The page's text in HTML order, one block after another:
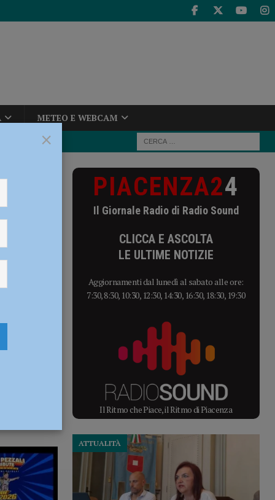
METEO E WEBCAM
Bricchi e
e
PIACENZA24
Il Giornale Radio di Radio Sound
CLICCA E ASCOLTA
LE ULTIME NOTIZIE
Aggiornamenti dal lunedì al sabato alle ore:
7:30, 8:30, 10:30, 12:30, 14:30, 16:30, 18:30, 19:30
Il Ritmo che Piace, il Ritmo di Piacenza
ATTUALITÀ
×